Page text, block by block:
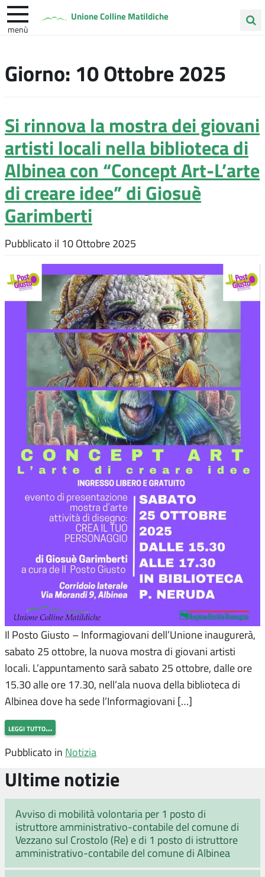
Unione Colline Matildiche
menù
sito
Giorno: 10 Ottobre 2025
Si rinnova la mostra dei giovani
artisti locali nella biblioteca di
Albinea con “Concept Art-L’arte
di creare idee” di Giosuè
Garimberti
Pubblicato il 10 Ottobre 2025
Il Posto Giusto – Informagiovani dell’Unione inaugurerà,
sabato 25 ottobre, la nuova mostra di giovani artisti
locali. L’appuntamento sarà sabato 25 ottobre, dalle ore
15.30 alle ore 17.30, nell’ala nuova della biblioteca di
Albinea dove ha sede l’Informagiovani […]
leggi tutto…
Pubblicato in Notizia
Ultime notizie
Avviso di mobilità volontaria per 1 posto di
istruttore amministrativo-contabile del comune di
Vezzano sul Crostolo (Re) e di 1 posto di istruttore
amministrativo-contabile del comune di Albinea